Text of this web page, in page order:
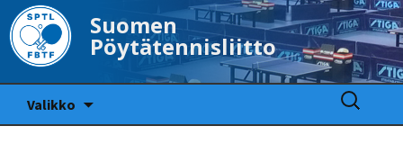
Suomen
Pöytätennisliitto
Valikko
Haku: